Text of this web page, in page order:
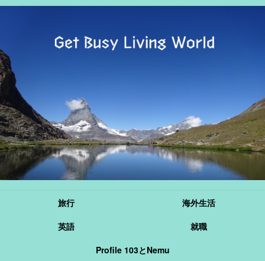
旅行
海外生活
英語
就職
Profile 103とNemu